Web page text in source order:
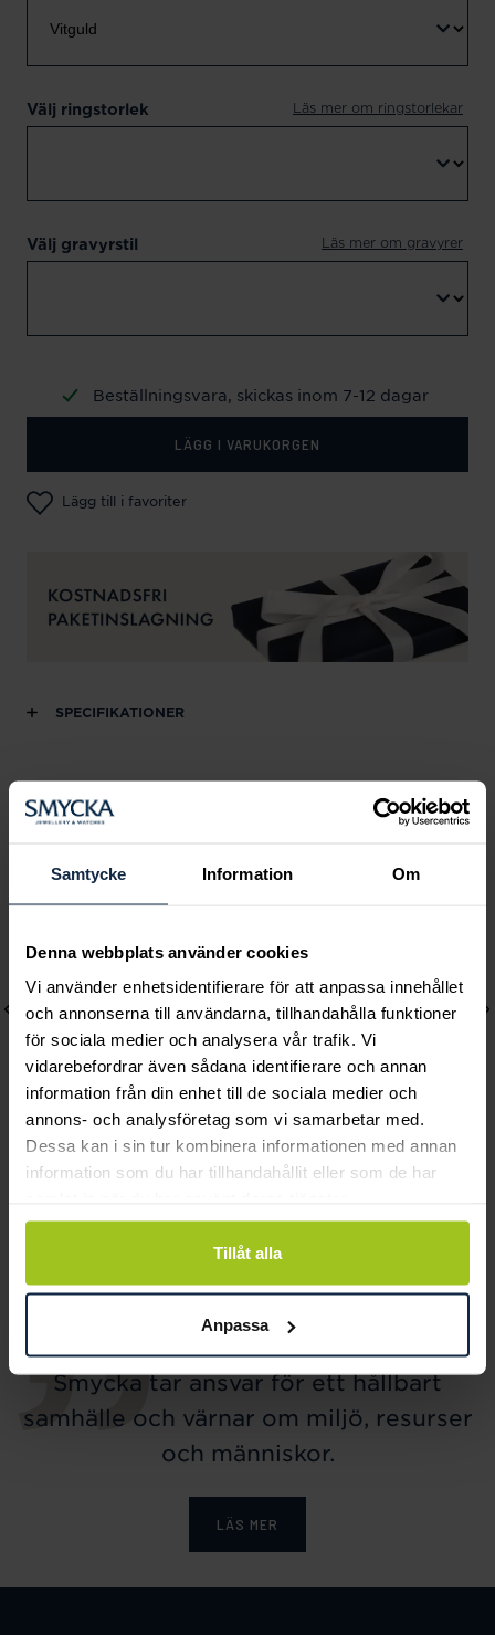
Samtycke Information Om
Denna webbplats använder cookies
Vi använder enhetsidentifierare för att anpassa innehållet
och annonserna till användarna, tillhandahålla funktioner
för sociala medier och analysera vår trafik. Vi
vidarebefordrar även sådana identifierare och annan
information från din enhet till de sociala medier och
annons- och analysföretag som vi samarbetar med.
Dessa kan i sin tur kombinera informationen med annan
information som du har tillhandahållit eller som de har
Tillåt alla
Anpassa
Välj ringstorlek Läs mer om ringstorlekar
Välj gravyrstil Läs mer om gravyrer
Beställningsvara, skickas inom 7-12 dagar
LÄGG I VARUKORGEN
Lägg till i favoriter
SPECIFIKATIONER
Andra köpte också
Lily and Rose
Emily pearl bracelet -
Mockberg
Royal Watch 28 mm
Smycka tar ansvar för ett hållbart
samhälle och värnar om miljö, resurser
och människor.
LÄS MER